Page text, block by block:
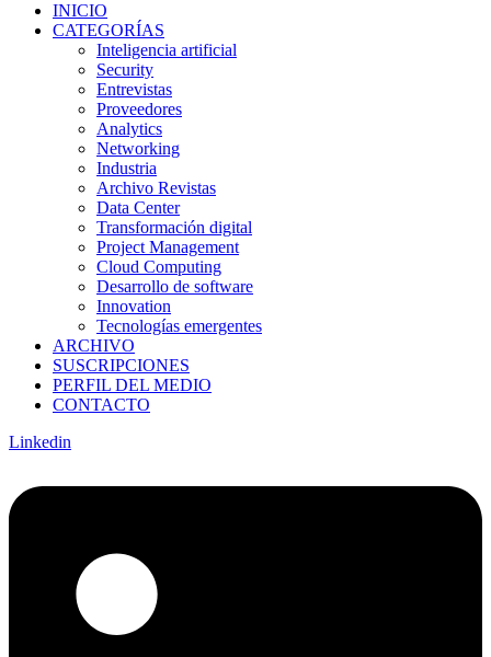
INICIO
CATEGORÍAS
Inteligencia artificial
Security
Entrevistas
Proveedores
Analytics
Networking
Industria
Archivo Revistas
Data Center
Transformación digital
Project Management
Cloud Computing
Desarrollo de software
Innovation
Tecnologías emergentes
ARCHIVO
SUSCRIPCIONES
PERFIL DEL MEDIO
CONTACTO
Linkedin